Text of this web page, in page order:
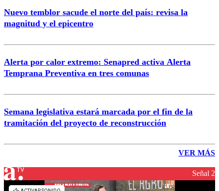
Nuevo temblor sacude el norte del país: revisa la
magnitud y el epicentro
Alerta por calor extremo: Senapred activa Alerta
Temprana Preventiva en tres comunas
Semana legislativa estará marcada por el fin de la
tramitación del proyecto de reconstrucción
VER MÁS
Señal 2